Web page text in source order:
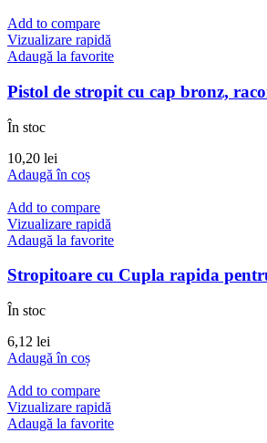
Add to compare
Vizualizare rapidă
Adaugă la favorite
Pistol de stropit cu cap bronz,
În stoc
10,20 lei
Adaugă în coș
Add to compare
Vizualizare rapidă
Adaugă la favorite
Stropitoare cu Cupla rapida
În stoc
6,12 lei
Adaugă în coș
Add to compare
Vizualizare rapidă
Adaugă la favorite